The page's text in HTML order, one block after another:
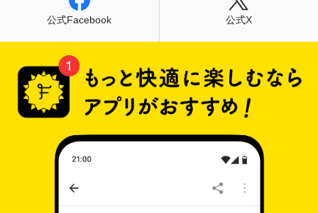
公式Facebook 公式X